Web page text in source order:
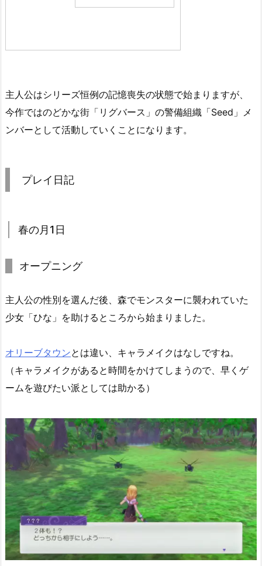
主人公はシリーズ恒例の記憶喪失の状態で始まりますが、
今作ではのどかな街「リグバース」の警備組織「Seed」メ
ンバーとして活動していくことになります。
プレイ日記
春の月1日
オープニング
主人公の性別を選んだ後、森でモンスターに襲われていた
少女「ひな」を助けるところから始まりました。
オリーブタウンとは違い、キャラメイクはなしですね。
（キャラメイクがあると時間をかけてしまうので、早くゲ
ームを遊びたい派としては助かる）